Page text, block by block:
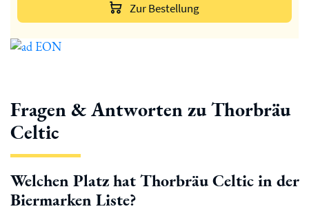
Zur Bestellung
Fragen & Antworten zu Thorbräu
Celtic
Welchen Platz hat Thorbräu Celtic in der
Biermarken Liste?